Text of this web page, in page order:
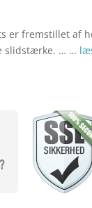
er fremstillet af
slidstærke. … …